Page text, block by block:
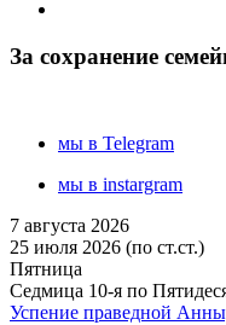
За сохранение
мы в Telegram
мы в instargram
7 августа 2026
25 июля 2026 (по ст.ст.)
Пятница
Седмица 10-я по
Успение праведной